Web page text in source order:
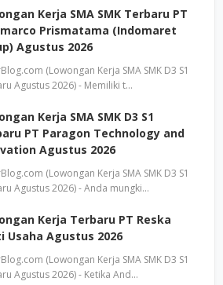
Kerja SMA SMK Terbaru PT
Prismatama (Indomaret
Agustus 2026
(Lowongan Kerja SMA SMK D3 S1
Agustus 2026) - Memiliki t…
Kerja SMA SMK D3 S1
PT Paragon Technology and
Agustus 2026
(Lowongan Kerja SMA SMK D3 S1
Agustus 2026) - Anda mungki…
Kerja Terbaru PT Reska
Usaha Agustus 2026
(Lowongan Kerja SMA SMK D3 S1
Agustus 2026) - Ketika And…